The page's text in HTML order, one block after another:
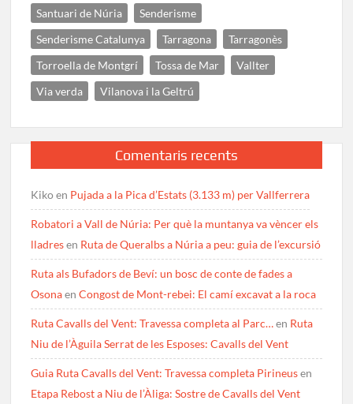
Santuari de Núria
Senderisme
Senderisme Catalunya
Tarragona
Tarragonès
Torroella de Montgrí
Tossa de Mar
Vallter
Via verda
Vilanova i la Geltrú
Comentaris recents
Kikoen Pujada a la Pica d’Estats (3.133 m) per Vallferrera
Robatori a Vall de Núria: Per què la muntanya va vèncer els
lladresen Ruta de Queralbs a Núria a peu: guia de l’excursió
Ruta als Bufadors de Beví: un bosc de conte de fades a
OsonaenCongost de Mont-rebei: El camí excavat a la roca
Ruta Cavalls del Vent: Travessa completa al Parc…en Ruta
Niu de l’Àguila Serrat de les Esposes: Cavalls del Vent
Guia Ruta Cavalls del Vent: Travessa completa Pirineusen
Etapa Rebost a Niu de l’Àliga: Sostre de Cavalls del Vent